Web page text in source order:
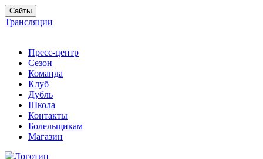
Сайты
Трансляции
Пресс-центр
Сезон
Команда
Клуб
Дубль
Школа
Контакты
Болельщикам
Магазин